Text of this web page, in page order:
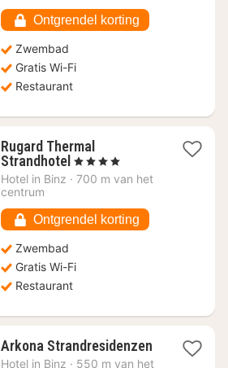
Ontgrendel korting
Zwembad
Gratis Wi-Fi
Restaurant
Rugard Thermal
Strandhotel 1
nacht
156,72
, 4 Sterren
Hotel in Binz · 700 m van het
centrum
Ontgrendel korting
Zwembad
Gratis Wi-Fi
Restaurant
Arkona Strandresidenzen1
nacht
Hotel in Binz · 550 m van het